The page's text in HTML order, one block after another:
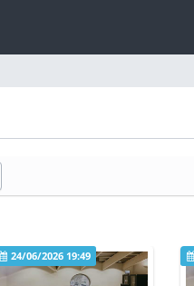
24/06/2026 19:49